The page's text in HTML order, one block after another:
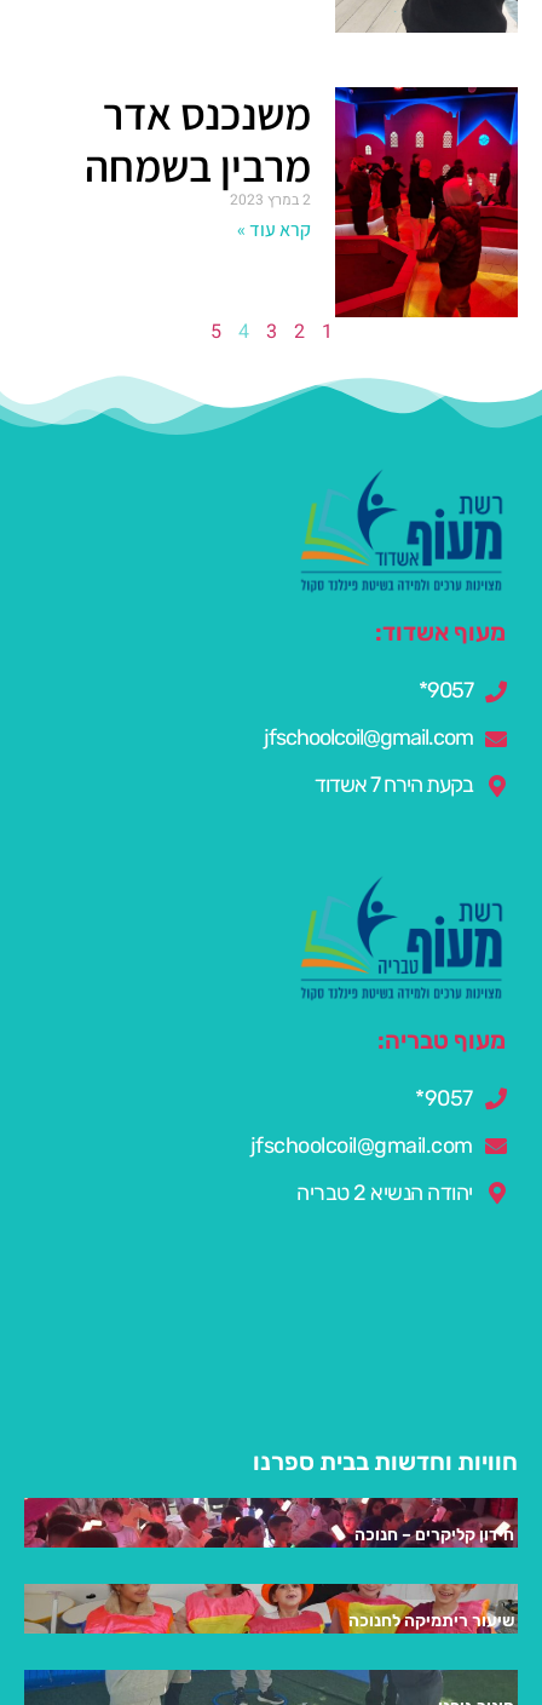
משנכנס אדר
מרבין בשמחה
2 במרץ 2023
קרא עוד »
1
2
3
4
5
מעוף אשדוד:
9057*
jfschoolcoil@gmail.com
בקעת הירח 7 אשדוד
מעוף טבריה:
9057*
jfschoolcoil@gmail.com
יהודה הנשיא 2 טבריה
חוויות וחדשות בבית ספרנו
חידון קליקרים – חנוכה
שיעור ריתמיקה לחנוכה